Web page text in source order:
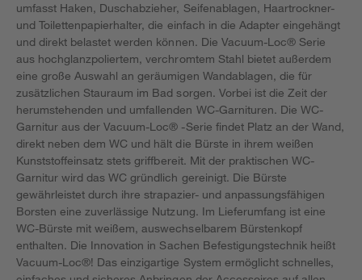
umfasst Haken, Duschabzieher, Seifenablagen, Haartrockner-
und Toilettenpapierhalter, die einfach in die Adapter eingehängt
und direkt belastet werden können. Die Vacuum-Loc® Serie
aus hochglanzpoliertem, verchromtem Stahl bietet außerdem
eine große Auswahl an geräumigen Wandablagen, die für
zusätzlichen Stauraum im Bad sorgen. Vorbei ist die Zeit der
herumstehenden und umfallenden WC-Garnituren. Die WC-
Garnitur aus der Vacuum-Loc® -Serie findet Platz an der Wand,
direkt neben dem WC und hält die Bürste in ihrem weißen
Kunststoffeinsatz stets griffbereit. Mit der praktischen WC-
Garnitur wird das WC gründlich gereinigt. Die Bürste
gewährleistet durch ihre strapazier- und anpassungsfähigen
Borsten eine zuverlässige Nutzung. Im Lieferumfang ist eine
WC-Bürste mit weißem, auswechselbarem Bürstenkopf
enthalten. Die Innovation in Sachen Befestigungstechnik heißt
Vacuum-Loc®! Das einzigartige System ermöglicht schnelles,